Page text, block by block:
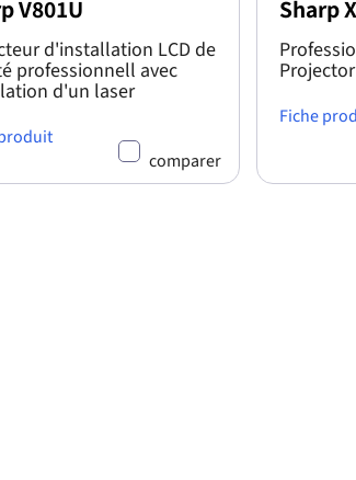
V801U
d'installation LCD de
professionnell avec
d'un laser
comparer
Sharp
Projector
Fiche